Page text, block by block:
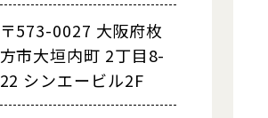
〒573-0027 大阪府枚
方市大垣内町 2丁目8-
22 シンエービル2F